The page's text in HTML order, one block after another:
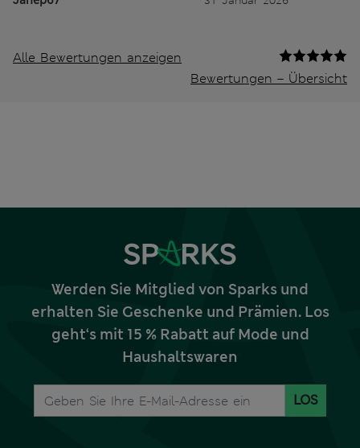
Alle Bewertungen anzeigen
Bewertungen – Übersicht
Werden Sie Mitglied von Sparks und
erhalten Sie Geschenke und Prämien. Los
geht‘s mit 15 % Rabatt auf Mode und
Haushaltswaren
LOS